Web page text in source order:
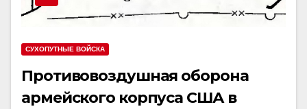
СУХОПУТНЫЕ ВОЙСКА
Противовоздушная оборона
армейского корпуса США в